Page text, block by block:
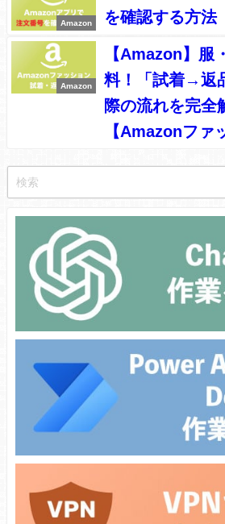
Amazon
を確認する方法
Amazon
【Amazon】服
料！「試着→返
際の流れを完全
【Amazonファ